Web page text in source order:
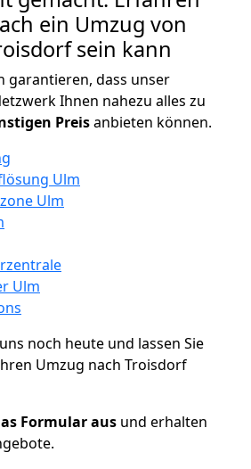
ein Umzug von
sein kann
garantieren, dass unser
Ihnen nahezu alles zu
Preisanbieten können.
Ulm
Ulm
Ulm
noch heute und lassen Sie
Umzug nach Troisdorf
Formular aus und erhalten